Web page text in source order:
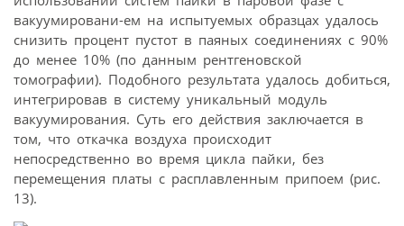
вакуумировани-ем на испытуемых образцах удалось
снизить процент пустот в паяных соединениях с 90%
до менее 10% (по данным рентгеновской
томографии). Подобного результата удалось добиться,
интегрировав в систему уникальный модуль
вакуумирования. Суть его действия заключается в
том, что откачка воздуха происходит
непосредственно во время цикла пайки, без
перемещения платы с расплавленным припоем (рис.
13).